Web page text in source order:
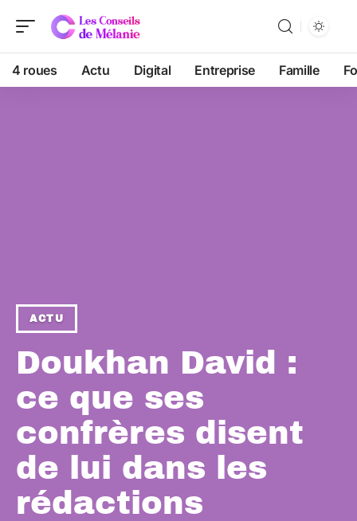
4 roues Actu Digital Entreprise Famille
ACTU
Doukhan David :
ce que ses
confrères disent
de lui dans les
rédactions